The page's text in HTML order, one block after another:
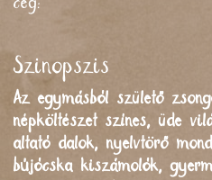
cég:
Szinopszis
Az egymásból születő
népköltészet színes, üde
altató dalok, nyelvtörő
bújócska kiszámolók,